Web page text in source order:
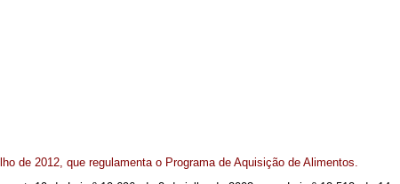
de 2012, que regulamenta o Programa de Aquisição de Alimentos.